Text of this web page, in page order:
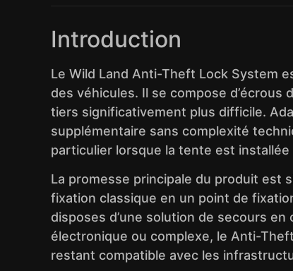
Introduction
Le Wild Land Anti-Theft Lock System
des véhicules. Il se compose
tiers significativement plus difficile.
supplémentaire sans complexité
particulier lorsque la tente est
La promesse principale du produit est
fixation classique en un point de
disposes d’une solution de secours
électronique ou complexe, le Anti-
restant compatible avec les